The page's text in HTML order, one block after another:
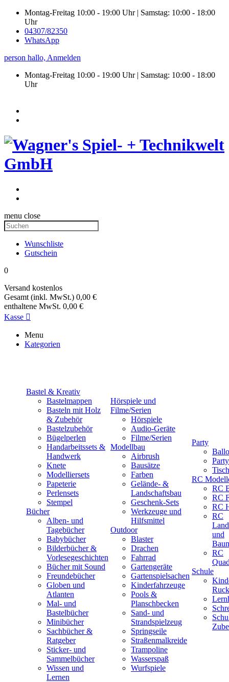
Montag-Freitag 10:00 - 19:00 Uhr | Samstag: 10:00 - 18:00
Uhr
04307/82350
WhatsApp
person hallo, Anmelden
Montag-Freitag 10:00 - 19:00 Uhr | Samstag: 10:00 - 18:00
Uhr
menu close
Wunschliste
Gutschein
0
Versand kostenlos
Gesamt (inkl. MwSt.) 0,00 €
enthaltene MwSt. 0,00 €
Kasse 
Menu
Kategorien
Bastel & Kreativ
Bastelmappen
Basteln mit Holz
& Zubehör
Bastelzubehör
Bügelperlen
Handarbeitssets &
Handwerk
Knete
Modelliersets
Papeterie
Perlensets
Stempel
Bücher
Alben- und
Tagebücher
Babybücher
Bilderbücher &
Vorlesegeschichten
Bücher mit Sound
Freundebücher
Globen und
Atlanten
Mal- und
Bastelbücher
Minibücher
Sachbücher &
Ratgeber
Sticker- und
Sammelbücher
Wissen und
Lernen
Hörspiele und
Filme/Serien
Hörspiele
Audio-Geräte
Filme/Serien
Modellbau
Airbrush
Bausätze
Farben
Gelände- &
Landschaftsbau
Geschenk-Sets
Werkzeuge und
Hilfsmittel
Outdoor
Blaster
Drachen
Fahrrad
Gartengeräte
Gartenspielsachen
Kinderfahrzeuge
Pools &
Planschbecken
Sand- und
Strandspielzeug
Springseile
Straßenmalkreide
Trampoline
Wasserspaß
Wurfspiele
Party
RC
RC
RC
RC
RC
und
RC
Schule